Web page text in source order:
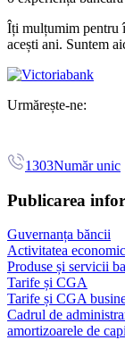
Îți mulțumim pentru
acești ani. Suntem
Urmărește-ne:
1303Număr unic
Publicarea
Guvernanța băncii
Activitatea
Produse și servicii
Tarife și CGA
Tarife și CGA
Cadrul de
amortizoarele de